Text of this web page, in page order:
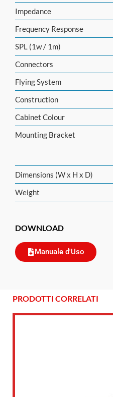
Impedance
Frequency Response
SPL (1w / 1m)
Connectors
Flying System
Construction
Cabinet Colour
Mounting Bracket
Dimensions (W x H x D)
Weight
DOWNLOAD
Manuale d'Uso
PRODOTTI CORRELATI